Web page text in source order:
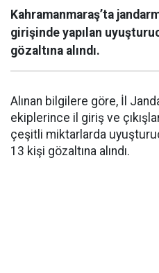
Kahramanmaraş’ta
girişinde yapılan
gözaltına alındı.
Alınan bilgilere göre, İl
ekiplerince il giriş ve
çeşitli miktarlarda
13 kişi gözaltına alındı.